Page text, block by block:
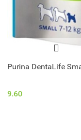
Purina DentaLife
9.60